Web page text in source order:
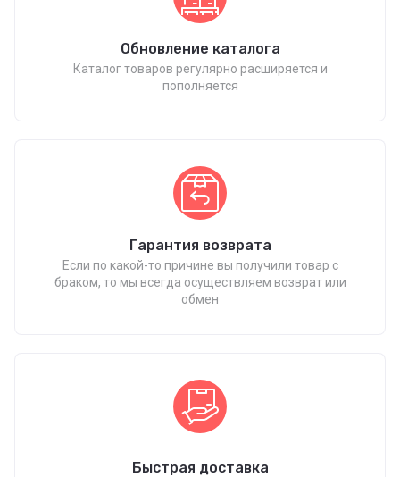
Обновление каталога
Каталог товаров регулярно расширяется и
пополняется
Гарантия возврата
Если по какой-то причине вы получили товар с
браком, то мы всегда осуществляем возврат или
обмен
Быстрая доставка